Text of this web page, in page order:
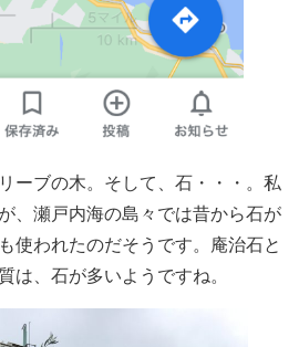
ーブの木。そして、石・・・。私
、瀬戸内海の島々では昔から石が
使われたのだそうです。庵治石と
は、石が多いようですね。